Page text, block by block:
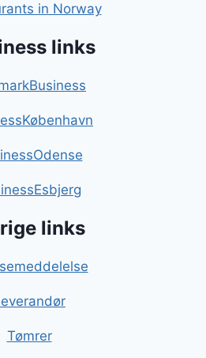
in Norway
links
links
Tømrer